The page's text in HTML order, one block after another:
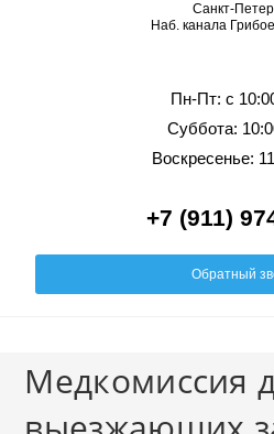
Санкт-
Наб. канала
Пн-Пт: c
Суббота:
Воскресенье:
+7 (911)
Обратный
Медкомиссия